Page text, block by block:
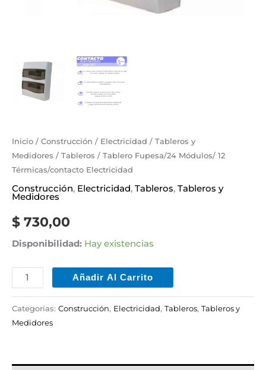
Inicio / Construcción / Electricidad / Tableros y
Medidores / Tableros / Tablero Fupesa/24 Módulos/ 12
Térmicas/contacto Electricidad
Construcción, Electricidad, Tableros, Tableros y
Medidores
$ 730,00
Disponibilidad: Hay existencias
Añadir Al Carrito
Categorías: Construcción, Electricidad, Tableros, Tableros y
Medidores